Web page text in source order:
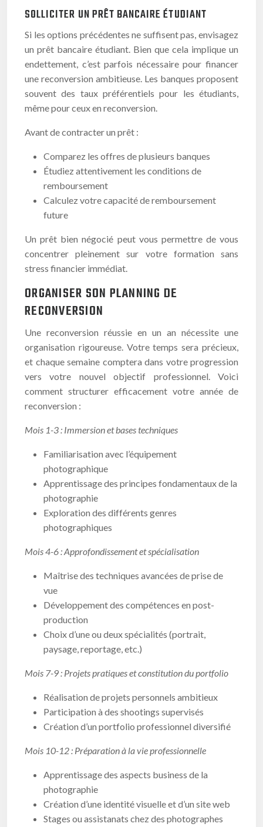
SOLLICITER UN PRÊT BANCAIRE ÉTUDIANT
Si les options précédentes ne suffisent pas, envisagez
un prêt bancaire étudiant. Bien que cela implique un
endettement, c’est parfois nécessaire pour financer
une reconversion ambitieuse. Les banques proposent
souvent des taux préférentiels pour les étudiants,
même pour ceux en reconversion.
Avant de contracter un prêt :
Comparez les offres de plusieurs banques
Étudiez attentivement les conditions de
remboursement
Calculez votre capacité de remboursement
future
Un prêt bien négocié peut vous permettre de vous
concentrer pleinement sur votre formation sans
stress financier immédiat.
ORGANISER SON PLANNING DE
RECONVERSION
Une reconversion réussie en un an nécessite une
organisation rigoureuse. Votre temps sera précieux,
et chaque semaine comptera dans votre progression
vers votre nouvel objectif professionnel. Voici
comment structurer efficacement votre année de
reconversion :
Mois 1-3 : Immersion et bases techniques
Familiarisation avec l’équipement
photographique
Apprentissage des principes fondamentaux de la
photographie
Exploration des différents genres
photographiques
Mois 4-6 : Approfondissement et spécialisation
Maîtrise des techniques avancées de prise de
vue
Développement des compétences en post-
production
Choix d’une ou deux spécialités (portrait,
paysage, reportage, etc.)
Mois 7-9 : Projets pratiques et constitution du portfolio
Réalisation de projets personnels ambitieux
Participation à des shootings supervisés
Création d’un portfolio professionnel diversifié
Mois 10-12 : Préparation à la vie professionnelle
Apprentissage des aspects business de la
photographie
Création d’une identité visuelle et d’un site web
Stages ou assistanats chez des photographes